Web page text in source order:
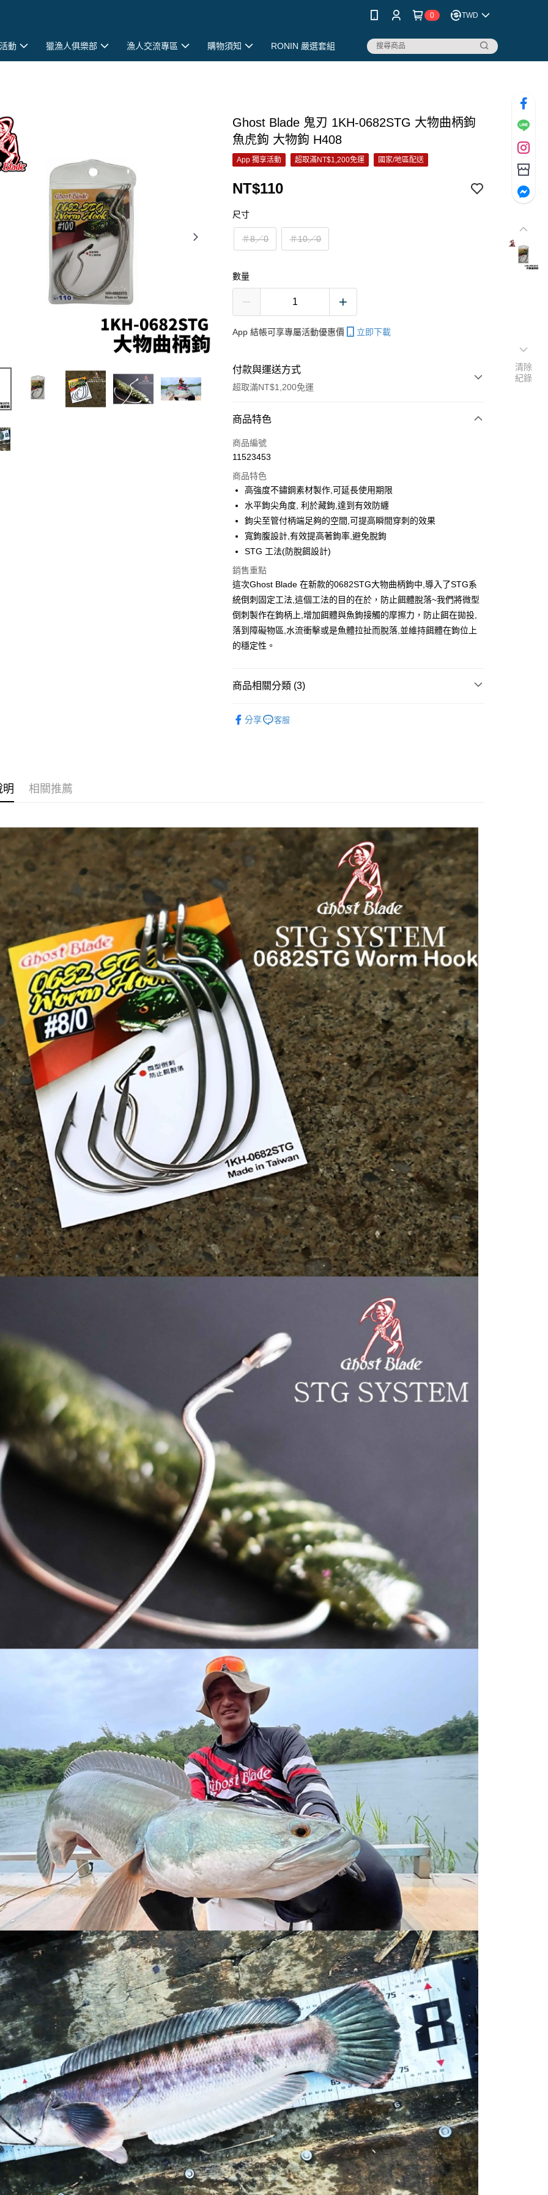
0 TWD
動 獵漁人俱樂部 漁人交流專區 購物須知 RONIN 嚴選套組
Ghost Blade 鬼刃 1KH-0682STG 大物曲柄鉤
魚虎鉤 大物鉤 H408
App 獨享活動 超取滿NT$1,200免運 國家/地區配送
NT$110
尺寸
＃8／0 ＃10／0
數量
App 結帳可享專屬活動優惠價 立即下載
付款與運送方式
超取滿NT$1,200免運
付款方式
信用卡一次付款
3 期 0 利率 每期NT$36
合作金庫商業銀行
第一商業銀行
華南商業銀行
彰化商業銀行
國泰世華商業銀行
兆豐國際商業銀行
臺灣中小企業銀行
匯豐（台灣）商業銀行
聯邦商業銀行
遠東國際商業銀行
玉山商業銀行
星展（台灣）商業銀行
台新國際商業銀行
中國信託商業銀行
台灣樂天信用卡公司
超商取貨付款
街口支付
悠遊付
大哥付你分期
相關說明
1.本服務由台灣大哥大提供，台灣大哥大用戶可立即使用無須另外申請。
2.付款方式選擇「大哥付你分期」，訂單成立後會自動跳轉到大哥付的交易
3.實際核准額度、可分期數及費用金額請依後續交易確認頁面所載為準。
4.訂單成立30分鐘內，如未前往確認交易或遇審核未通過，訂單將自動取
【繳款方式說明】
2.基於同意付款使用「大哥付你分期」之契約關係目的，商店將以您的個人
資料（包含姓名、電話或地址）提供予台灣大哥大進項蒐集、處理及利
用，由本公司與您本人進行分期帳單所需資料之確認、核對及更正。
3.完整用戶服務條款，請詳閱以下連結：https://oppay.tw/userRule
AFTEE先享後付
相關說明
便利好安心！
１．簡單：不需註冊會員、不需綁卡、不需儲值。
３．安心：先確認商品／服務後，再付款。
※ 交易是否成功請以「AFTEE先享後付 」之結帳頁面顯示為準，若有關於
是否繳費成功／繳費後需取消欲退款等相關疑問，請聯繫「AFTEE先享後
付客戶支援中心」
https://netprotections.freshdesk.com/support/home
【注意事項】
１．透過由恩沛科技股份有限公司提供之「AFTEE先享後付」服務完成之
交易，需依本服務之必要範圍內提供個人資料，並將交易相關給付款項請
求債權轉讓予恩沛科技股份有限公司。
２．關於個人資料處理事宜，請瀏覽以下網址：
https://aftee.tw/terms/#terms3
３．未成年的使用者請事先徵得法定代理人或監護人之同意方可使用
「AFTEE先享後付」，若未經同意申辦者引起之損失，本公司不負相關責
任。
４．使用「AFTEE先享後付」時，將依據個別帳號之用戶狀況，依本公司
即時審查核予不同之上限額度；若仍有額度不足之情形，本公司將視審查
結果請求用戶進行身份認證。
５．嚴禁一人註冊多個帳號或使用他人資訊註冊。若發現惡意使用之情
形，恩沛科技股份有限公司將有權停止該用戶之使用額度並採取法律行
動。
貨到付款
7-11取貨付款
每筆NT$60，滿NT$1,200(含以上)免運費
付款後7-11取貨
每筆NT$60，滿NT$1,200(含以上)免運費
一般宅配（門市自取請勿下單，請聯繫客服）
每筆NT$100，滿NT$2,000(含以上)免運費
離島一般宅配
每筆NT$200，滿NT$2,000(含以上)免運費
貨到付款（門市自取請勿下單，請聯繫客服）
每筆NT$200，滿NT$3,000(含以上)免運費
國家/地區配送(**下單前請私訊客服確認實際運費(運費另
計)，訂單才得以成立**)
查看運費
商品特色
商品編號
11523453
商品特色
高強度不鏽鋼素材製作,可延長使用期限
水平鉤尖角度, 利於藏鉤,達到有效防纏
鉤尖至管付柄端足夠的空間,可提高瞬間穿刺的效果
寬鉤腹設計,有效提高著鉤率,避免脫鉤
STG 工法(防脫餌設計)
銷售重點
這次Ghost Blade 在新款的0682STG大物曲柄鉤中,導入了STG系
統倒刺固定工法,這個工法的目的在於，防止餌體脫落~我們將微型
倒刺製作在鉤柄上,增加餌體與魚鉤接觸的摩擦力，防止餌在拋投,
落到障礙物區,水流衝擊或是魚體拉扯而脫落,並維持餌體在鉤位上
的穩定性。
商品相關分類 (3)
分享 客服
明 相關推薦
清除
紀錄